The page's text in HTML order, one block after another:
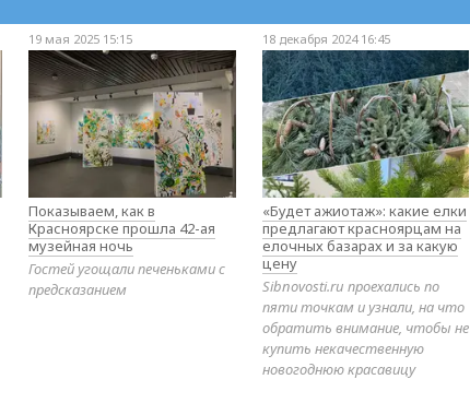
19 мая 2025 15:15
Показываем, как в
Красноярске прошла 42-ая
музейная ночь
Гостей угощали печеньками с
предсказанием
18 декабря 2024 16:45
«Будет ажиотаж»: какие елки
предлагают красноярцам на
елочных базарах и за какую
цену
Sibnovosti.ru проехались по
пяти точкам и узнали, на что
обратить внимание, чтобы не
купить некачественную
новогоднюю красавицу